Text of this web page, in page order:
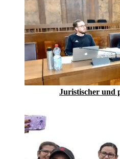
Juristischer und